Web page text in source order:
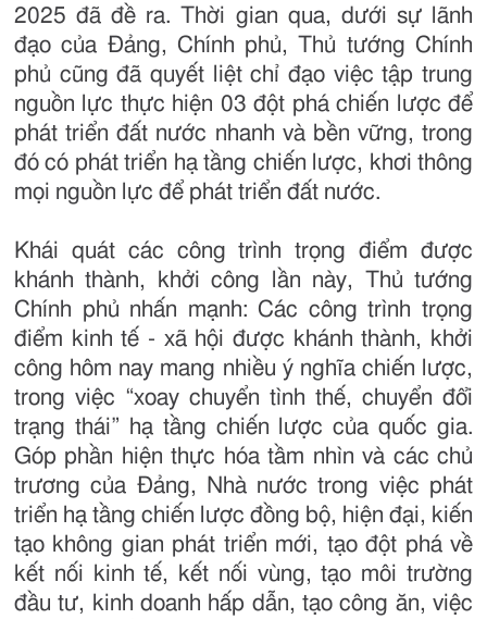
2025 đã đề ra. Thời gian qua, dưới sự lãnh
đạo của Đảng, Chính phủ, Thủ tướng Chính
phủ cũng đã quyết liệt chỉ đạo việc tập trung
nguồn lực thực hiện 03 đột phá chiến lược để
phát triển đất nước nhanh và bền vững, trong
đó có phát triển hạ tầng chiến lược, khơi thông
mọi nguồn lực để phát triển đất nước.
Khái quát các công trình trọng điểm được
khánh thành, khởi công lần này, Thủ tướng
Chính phủ nhấn mạnh: Các công trình trọng
điểm kinh tế - xã hội được khánh thành, khởi
công hôm nay mang nhiều ý nghĩa chiến lược,
trong việc “xoay chuyển tình thế, chuyển đổi
trạng thái” hạ tầng chiến lược của quốc gia.
Góp phần hiện thực hóa tầm nhìn và các chủ
trương của Đảng, Nhà nước trong việc phát
triển hạ tầng chiến lược đồng bộ, hiện đại, kiến
tạo không gian phát triển mới, tạo đột phá về
kết nối kinh tế, kết nối vùng, tạo môi trường
đầu tư, kinh doanh hấp dẫn, tạo công ăn, việc